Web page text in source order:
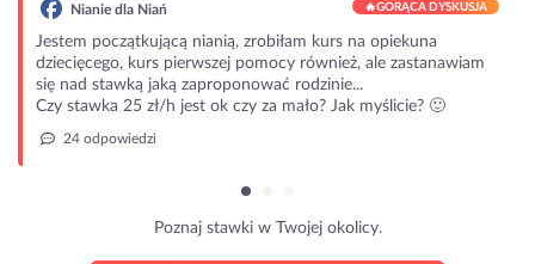
Nianie dla Niań 🔥GORĄCA DYSKUSJA
Jestem początkującą nianią, zrobiłam kurs na opiekuna
dziecięcego, kurs pierwszej pomocy również, ale zastanawiam
się nad stawką jaką zaproponować rodzinie...
Czy stawka 25 zł/h jest ok czy za mało? Jak myślicie? 🙂
24 odpowiedzi
Poznaj stawki w Twojej okolicy.